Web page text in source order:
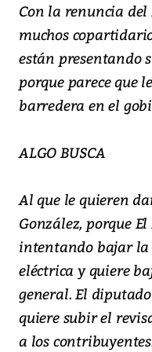
Con la renuncia del
muchos
están presentando
porque parece que
barredera en el
ALGO BUSCA
Al que le quieren
González, porque
intentando bajar la
eléctrica y quiere
general. El
quiere subir el
a los